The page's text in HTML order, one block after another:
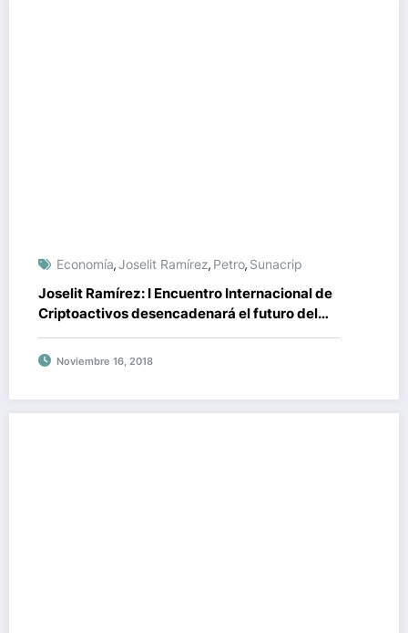
Economía,Joselit Ramírez, Petro, Sunacrip
Joselit Ramírez: I Encuentro Internacional de
Criptoactivos desencadenará el futuro del
petro
Noviembre 16, 2018